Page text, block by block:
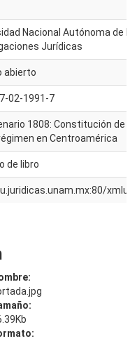
Nacional Autónoma de
Jurídicas
abierto
02-1991-7
1808: Constitución de
en Centroamérica
de libro